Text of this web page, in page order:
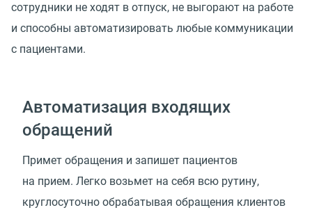
сотрудники не ходят в отпуск, не выгорают на работе
и способны автоматизировать любые коммуникации
с пациентами.
Автоматизация входящих
обращений
Примет обращения и запишет пациентов
на прием. Легко возьмет на себя всю рутину,
круглосуточно обрабатывая обращения клиентов